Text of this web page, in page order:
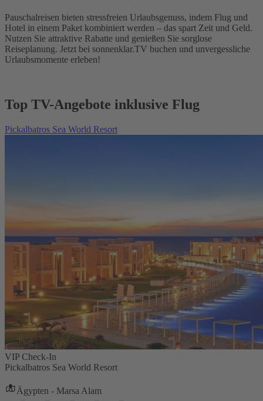
Pauschalreisen bieten stressfreien Urlaubsgenuss, indem Flug und
Hotel in einem Paket kombiniert werden – das spart Zeit und Geld.
Nutzen Sie attraktive Rabatte und genießen Sie sorglose
Reiseplanung. Jetzt bei sonnenklar.TV buchen und unvergessliche
Urlaubsmomente erleben!
Top TV-Angebote inklusive Flug
Pickalbatros Sea World Resort
VIP Check-In
Pickalbatros Sea World Resort
Ägypten - Marsa Alam